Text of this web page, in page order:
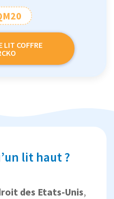
LIT COFFRE
lit haut ?
des Etats-Unis,